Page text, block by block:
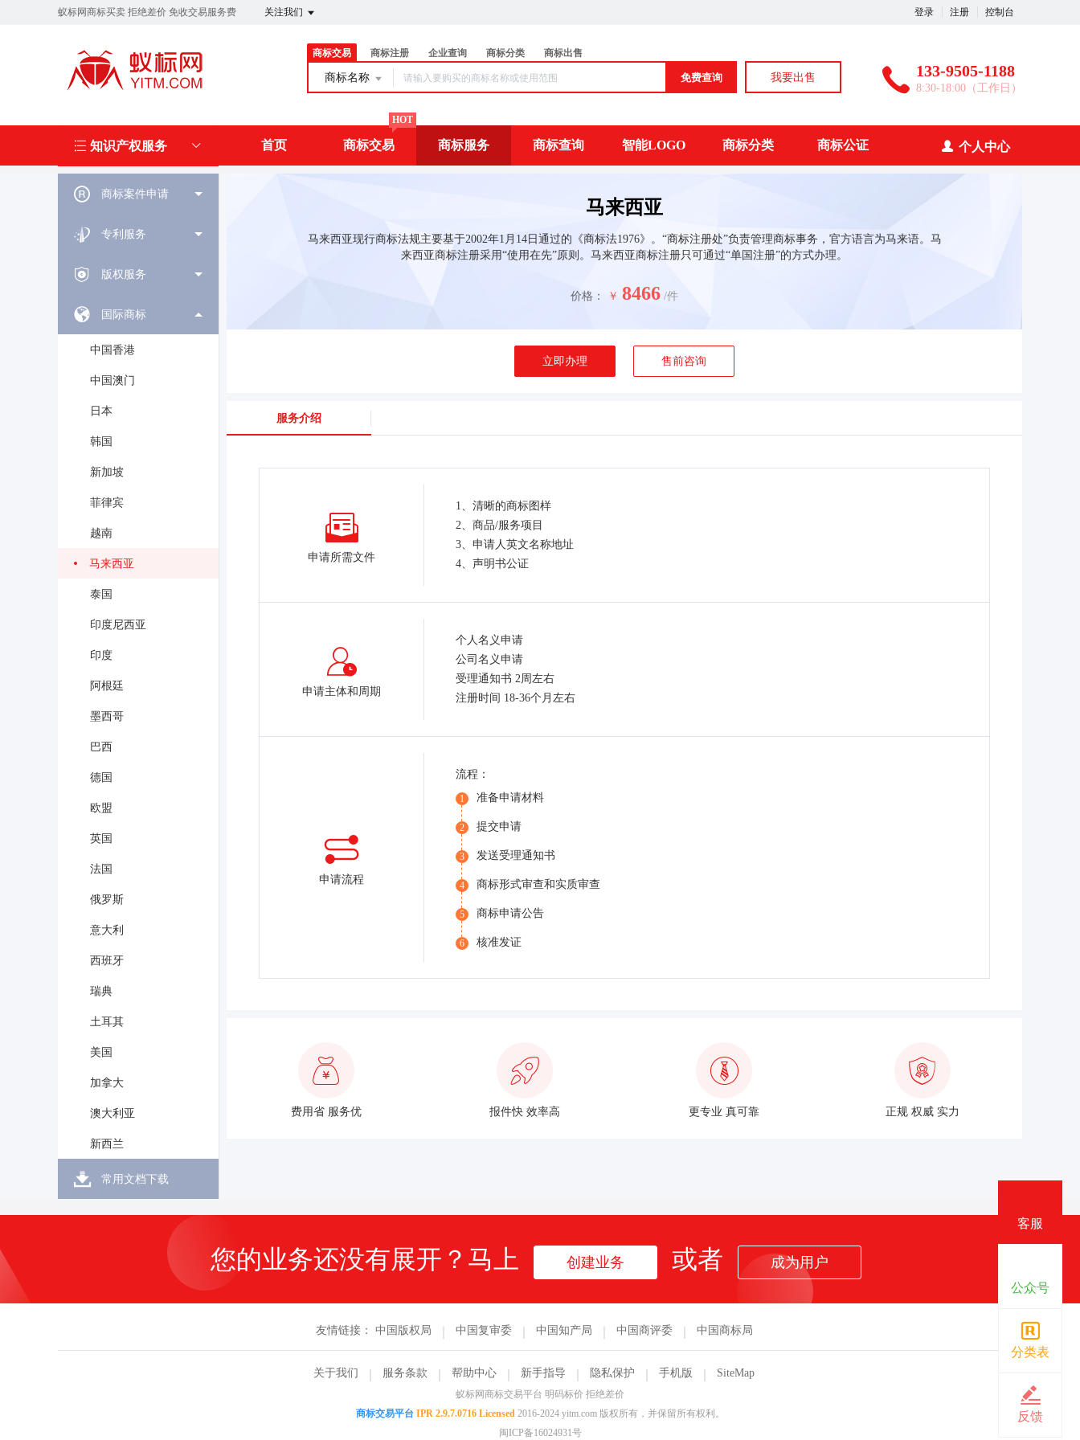
蚁标网商标买卖 拒绝差价 免收交易服务费 关注我们 登录 注册 控制台
商标交易 商标注册 企业查询 商标分类 商标出售
商标名称 免费查询 我要出售 133-9505-1188
8:30-18:00（工作日）
知识产权服务 首页 商标交易
HOT
商标服务 商标查询 智能LOGO 商标分类 商标公证 个人中心
商标案件申请
专利服务
版权服务
国际商标
中国香港
中国澳门
日本
韩国
新加坡
菲律宾
越南
马来西亚
泰国
印度尼西亚
印度
阿根廷
墨西哥
巴西
德国
欧盟
英国
法国
俄罗斯
意大利
西班牙
瑞典
土耳其
美国
加拿大
澳大利亚
新西兰
常用文档下载
马来西亚
马来西亚现行商标法规主要基于2002年1月14日通过的《商标法1976》。“商标注册处”负责管理商标事务，官方语言为马来语。马
来西亚商标注册采用“使用在先”原则。马来西亚商标注册只可通过“单国注册”的方式办理。
价格： ￥ 8466 /件
立即办理 售前咨询
服务介绍
申请所需文件
1、清晰的商标图样
2、商品/服务项目
3、申请人英文名称地址
4、声明书公证
申请主体和周期
个人名义申请
公司名义申请
受理通知书 2周左右
注册时间 18-36个月左右
申请流程
流程：
1 准备申请材料
2 提交申请
3 发送受理通知书
4 商标形式审查和实质审查
5 商标申请公告
6 核准发证
费用省 服务优 报件快 效率高 更专业 真可靠 正规 权威 实力
您的业务还没有展开？马上 创建业务 或者 成为用户
友情链接： 中国版权局 中国复审委 中国知产局 中国商评委 中国商标局
关于我们 服务条款 帮助中心 新手指导 隐私保护 手机版 SiteMap
蚁标网商标交易平台 明码标价 拒绝差价
商标交易平台 IPR 2.9.7.0716 Licensed 2016-2024 yitm.com 版权所有，并保留所有权利。
闽ICP备16024931号
客服
公众号
分类表
反馈